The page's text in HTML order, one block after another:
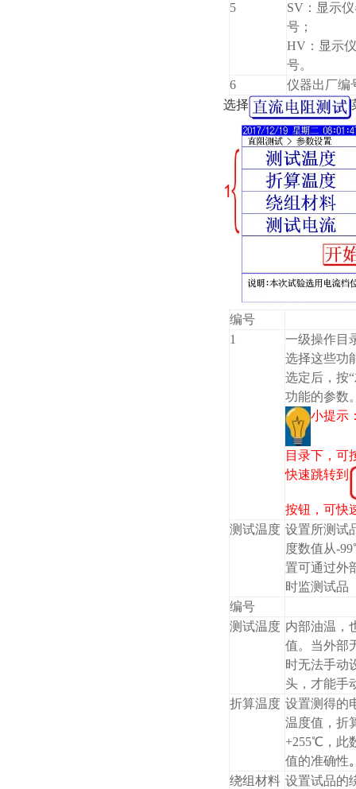
5
SV：显示
号；
HV：显示
号。
6
仪器出厂编
选择
编号
1
一级操作目
选择这些功
选定后，按
功能的参数
小提示
目录下，可
快速跳转到
按钮，可快
测试温度 设置所测试
度数值从-
置可通过外
时监测试品
编号
测试温度 内部油温，
值。当外部
时无法手动
头，才能手
折算温度 设置测得的
温度值，折
+255℃，此
值的准确性
绕组材料 设置试品的